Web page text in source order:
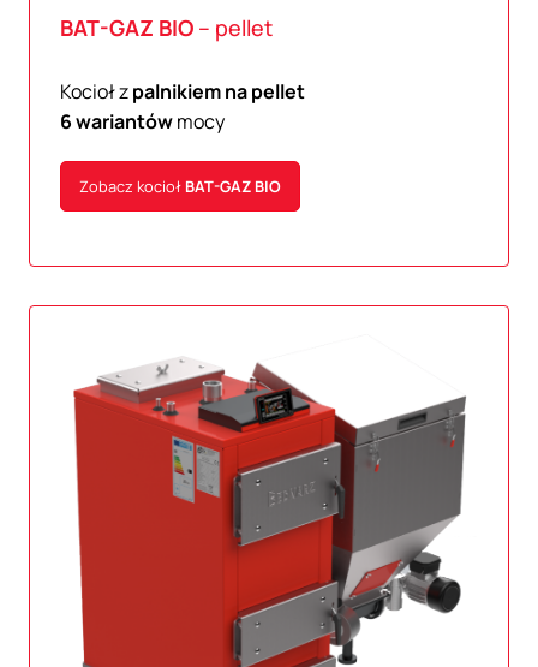
BAT-GAZ BIO – pellet
Kocioł zpalnikiem na pellet
6 wariantówmocy
Zobacz kociołBAT-GAZBIO